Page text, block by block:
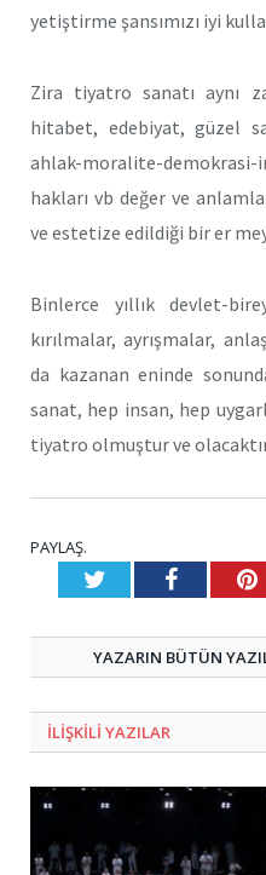
yetiştirme şansımızı iyi
Zira tiyatro sanatı aynı
hitabet, edebiyat, güzel
ahlak-moralite-demokrasi-
hakları vb değer ve
ve estetize edildiği bir er
Binlerce yıllık devlet-
kırılmalar, ayrışmalar,
da kazanan eninde
sanat, hep insan, hep
tiyatro olmuştur ve
PAYLAŞ.
TwitterFacebook
YAZARIN BÜTÜN
ILIŞKILI YAZILAR